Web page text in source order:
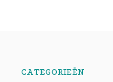
CATEGORIEËN